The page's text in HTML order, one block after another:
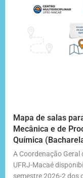
Mapa de salas
Mecânica e de
Química
A Coordenação
UFRJ-Macaé
semestre 2026-2 dos